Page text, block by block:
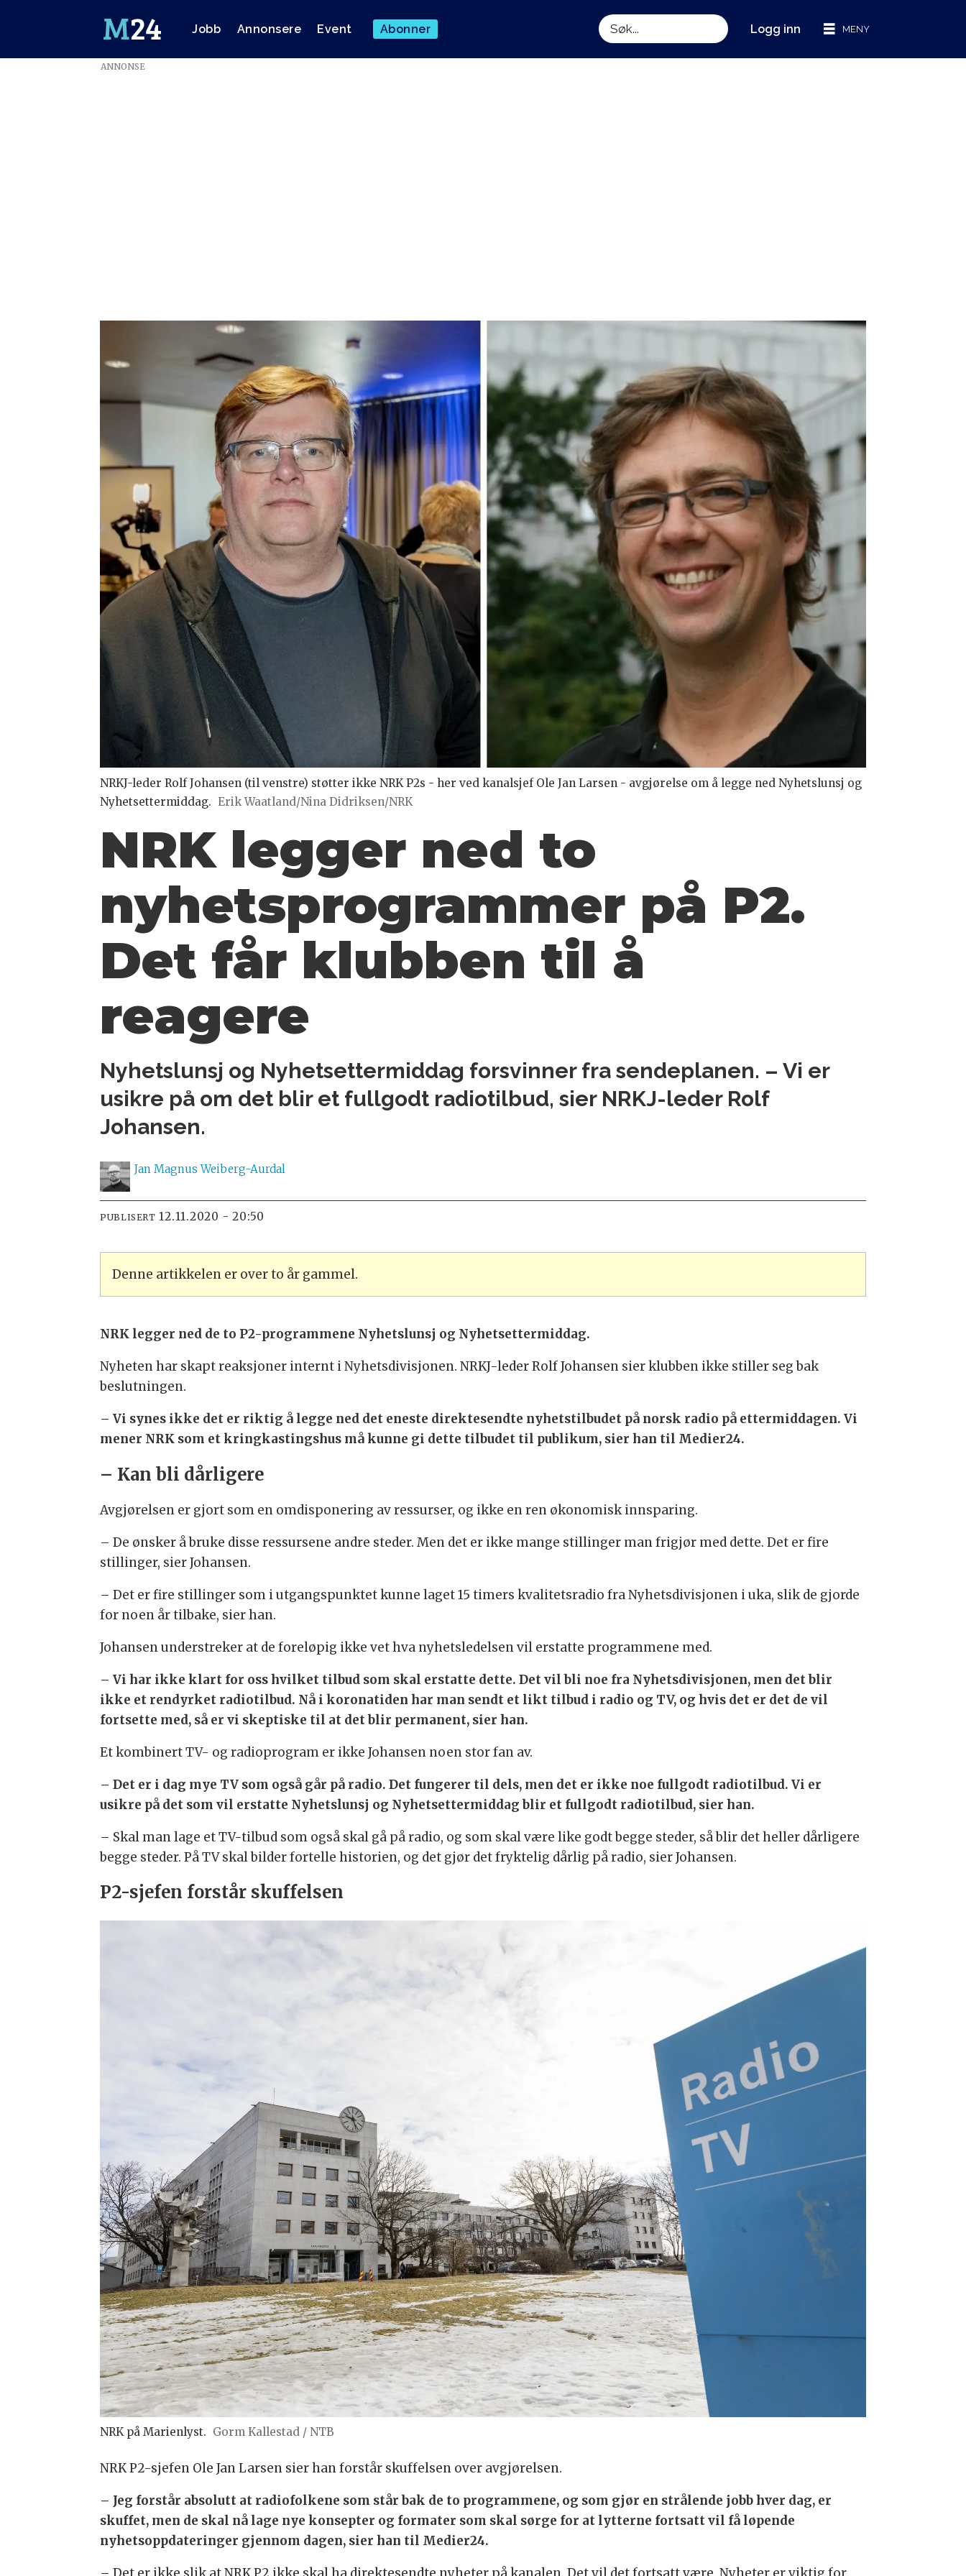
Jobb Annonsere Event Abonner
Søk
Logg inn
ANNONSE
NRKJ-leder Rolf Johansen (til venstre) støtter ikke NRK P2s - her ved kanalsjef Ole Jan Larsen - avgjørelse om å legge ned Nyhetslunsj og
Nyhetsettermiddag. Erik Waatland/Nina Didriksen/NRK
NRK legger ned to
nyhetsprogrammer på P2.
Det får klubben til å
reagere
Nyhetslunsj og Nyhetsettermiddag forsvinner fra sendeplanen. – Vi er
usikre på om det blir et fullgodt radiotilbud, sier NRKJ-leder Rolf
Johansen.
Jan Magnus Weiberg-Aurdal
PUBLISERT 12.11.2020 - 20:50
Denne artikkelen er over to år gammel.
NRK legger ned de to P2-programmene Nyhetslunsj og Nyhetsettermiddag.
Nyheten har skapt reaksjoner internt i Nyhetsdivisjonen. NRKJ-leder Rolf Johansen sier klubben ikke stiller seg bak
beslutningen.
– Vi synes ikke det er riktig å legge ned det eneste direktesendte nyhetstilbudet på norsk radio på ettermiddagen. Vi
mener NRK som et kringkastingshus må kunne gi dette tilbudet til publikum, sier han til Medier24.
– Kan bli dårligere
Avgjørelsen er gjort som en omdisponering av ressurser, og ikke en ren økonomisk innsparing.
– De ønsker å bruke disse ressursene andre steder. Men det er ikke mange stillinger man frigjør med dette. Det er fire
stillinger, sier Johansen.
– Det er fire stillinger som i utgangspunktet kunne laget 15 timers kvalitetsradio fra Nyhetsdivisjonen i uka, slik de gjorde
for noen år tilbake, sier han.
Johansen understreker at de foreløpig ikke vet hva nyhetsledelsen vil erstatte programmene med.
– Vi har ikke klart for oss hvilket tilbud som skal erstatte dette. Det vil bli noe fra Nyhetsdivisjonen, men det blir
ikke et rendyrket radiotilbud. Nå i koronatiden har man sendt et likt tilbud i radio og TV, og hvis det er det de vil
fortsette med, så er vi skeptiske til at det blir permanent, sier han.
Et kombinert TV- og radioprogram er ikke Johansen noen stor fan av.
– Det er i dag mye TV som også går på radio. Det fungerer til dels, men det er ikke noe fullgodt radiotilbud. Vi er
usikre på det som vil erstatte Nyhetslunsj og Nyhetsettermiddag blir et fullgodt radiotilbud, sier han.
– Skal man lage et TV-tilbud som også skal gå på radio, og som skal være like godt begge steder, så blir det heller dårligere
begge steder. På TV skal bilder fortelle historien, og det gjør det fryktelig dårlig på radio, sier Johansen.
P2-sjefen forstår skuffelsen
NRK på Marienlyst. Gorm Kallestad / NTB
NRK P2-sjefen Ole Jan Larsen sier han forstår skuffelsen over avgjørelsen.
– Jeg forstår absolutt at radiofolkene som står bak de to programmene, og som gjør en strålende jobb hver dag, er
skuffet, men de skal nå lage nye konsepter og formater som skal sørge for at lytterne fortsatt vil få løpende
nyhetsoppdateringer gjennom dagen, sier han til Medier24.